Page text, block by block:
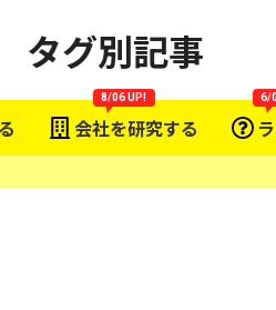
会社を研究する
8/06 UP! 6/
タグ別記事